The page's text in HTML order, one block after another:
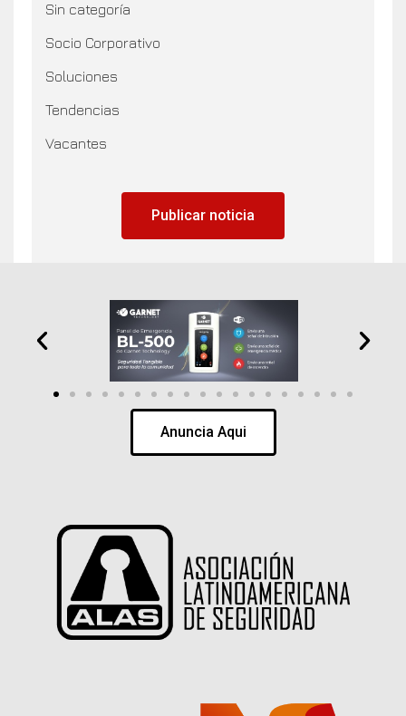
Sin categoría
Socio Corporativo
Soluciones
Tendencias
Vacantes
Publicar noticia
Anuncia Aqui